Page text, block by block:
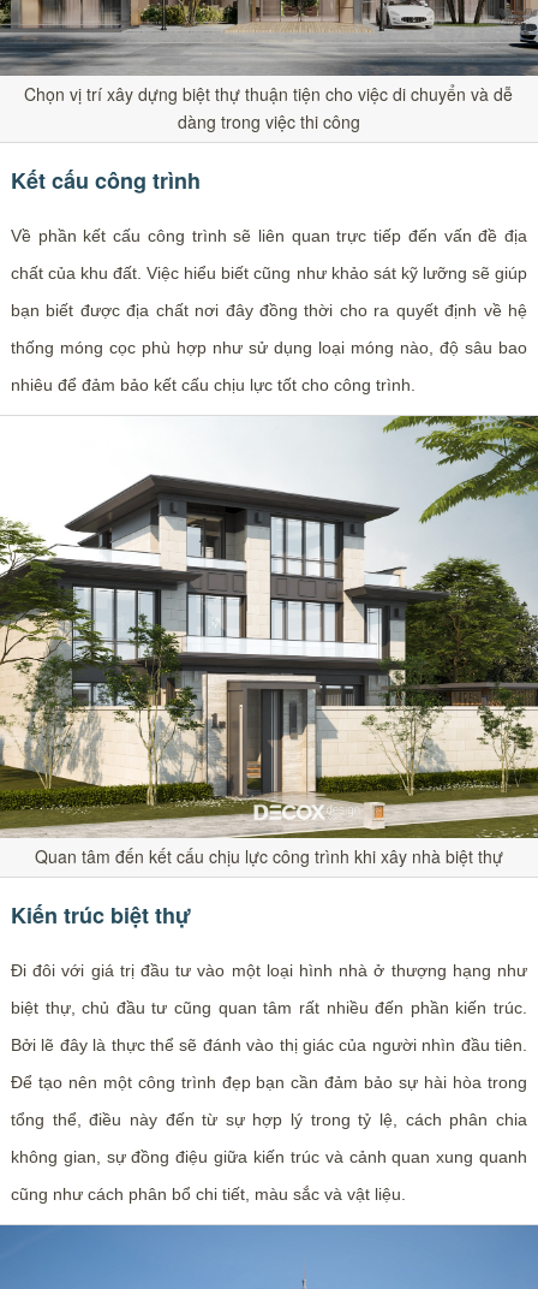
Chọn vị trí xây dựng biệt thự thuận tiện cho việc di chuyển và dễ
dàng trong việc thi công
Kết cấu công trình
Về phần kết cấu công trình sẽ liên quan trực tiếp đến vấn đề địa
chất của khu đất. Việc hiểu biết cũng như khảo sát kỹ lưỡng sẽ giúp
bạn biết được địa chất nơi đây đồng thời cho ra quyết định về hệ
thống móng cọc phù hợp như sử dụng loại móng nào, độ sâu bao
nhiêu để đảm bảo kết cấu chịu lực tốt cho công trình.
Quan tâm đến kết cấu chịu lực công trình khi xây nhà biệt thự
Kiến trúc biệt thự
Đi đôi với giá trị đầu tư vào một loại hình nhà ở thượng hạng như
biệt thự, chủ đầu tư cũng quan tâm rất nhiều đến phần kiến trúc.
Bởi lẽ đây là thực thể sẽ đánh vào thị giác của người nhìn đầu tiên.
Để tạo nên một công trình đẹp bạn cần đảm bảo sự hài hòa trong
tổng thể, điều này đến từ sự hợp lý trong tỷ lệ, cách phân chia
không gian, sự đồng điệu giữa kiến trúc và cảnh quan xung quanh
cũng như cách phân bổ chi tiết, màu sắc và vật liệu.